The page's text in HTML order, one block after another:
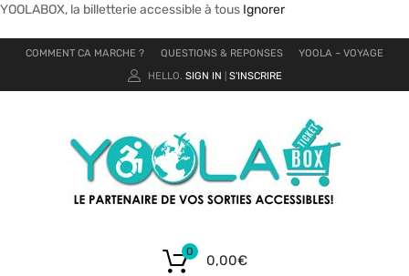
YOOLABOX, la billetterie accessible à tous Ignorer
COMMENT CA MARCHE ? QUESTIONS & REPONSES
YOOLA – VOYAGE
HELLO. SIGN IN S'INSCRIRE
0,00€
0